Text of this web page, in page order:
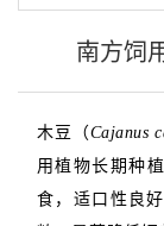
南方饲
木豆（Cajanus
用植物长期种
食，适口性良